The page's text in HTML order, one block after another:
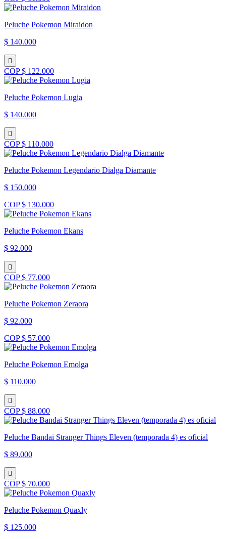
Peluche Pokemon Miraidon
$ 140.000
COP $ 122.000
Peluche Pokemon Lugia
$ 140.000
COP $ 110.000
Peluche Pokemon Legendario Dialga Diamante
$ 150.000
COP $ 130.000
Peluche Pokemon Ekans
$ 92.000
COP $ 77.000
Peluche Pokemon Zeraora
$ 92.000
COP $ 57.000
Peluche Pokemon Emolga
$ 110.000
COP $ 88.000
Peluche Bandai Stranger Things Eleven (temporada 4) es oficial
$ 89.000
COP $ 70.000
Peluche Pokemon Quaxly
$ 125.000